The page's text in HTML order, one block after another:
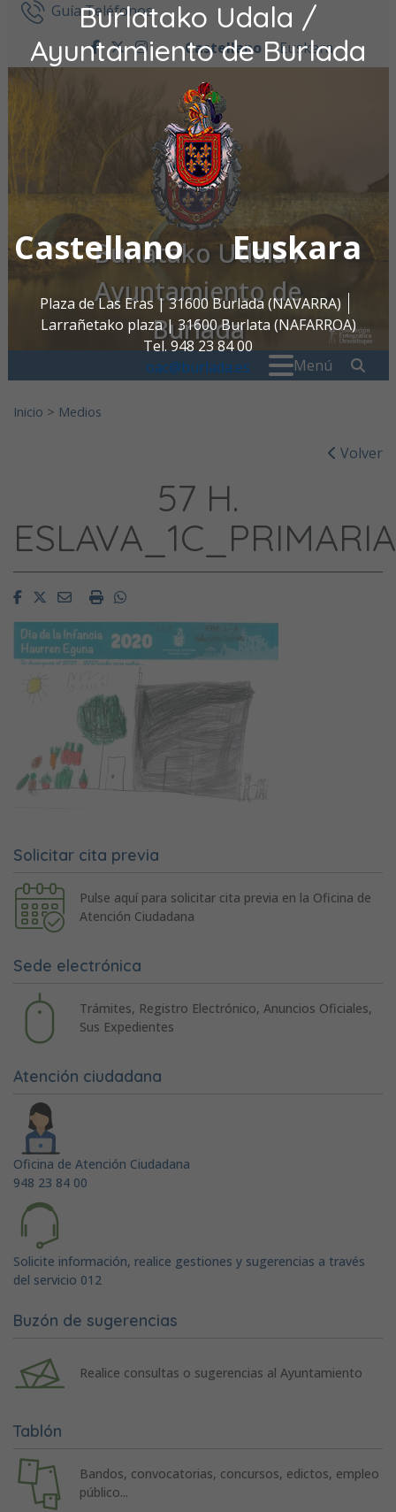
Burlatako Udala /
Ayuntamiento de Burlada
Castellano Euskara
Plaza de Las Eras | 31600 Burlada (NAVARRA)
Larrañetako plaza | 31600 Burlata (NAFARROA)
Tel. 948 23 84 00
oac@burlada.es
Ir al contenidoGuía Teléfonos
facebook
twitter
instagram
Castellano Euskara
Burlatako Udala /
Ayuntamiento de
Burlada
Menú
Inicio > Medios
Volver
57 H.
ESLAVA_1C_PRIMARIA
FacebookTwitterEmailImprimirWhatsapp
Solicitar cita previa
Pulse aquí para solicitar cita previa en la Oficina de
Atención Ciudadana
Sede electrónica
Trámites, Registro Electrónico, Anuncios Oficiales,
Sus Expedientes
Atención ciudadana
Oficina de Atención Ciudadana
948 23 84 00
Solicite información, realice gestiones y sugerencias a través
del servicio 012
Buzón de sugerencias
Realice consultas o sugerencias al Ayuntamiento
Tablón
Bandos, convocatorias, concursos, edictos, empleo
público...